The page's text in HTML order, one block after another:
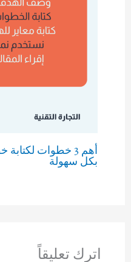
أهم 3 خطوات
بكل سهولة
اترك تعليقاً